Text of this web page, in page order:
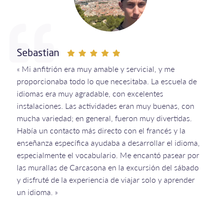
Sebastian
« Mi anfitrión era muy amable y servicial, y me
proporcionaba todo lo que necesitaba. La escuela de
idiomas era muy agradable, con excelentes
instalaciones. Las actividades eran muy buenas, con
mucha variedad; en general, fueron muy divertidas.
Había un contacto más directo con el francés y la
enseñanza específica ayudaba a desarrollar el idioma,
especialmente el vocabulario. Me encantó pasear por
las murallas de Carcasona en la excursión del sábado
y disfruté de la experiencia de viajar solo y aprender
un idioma. »